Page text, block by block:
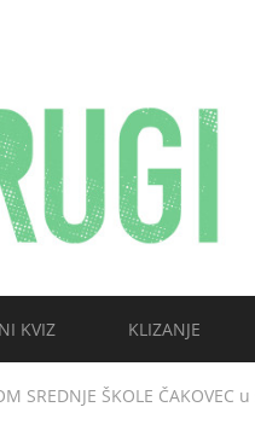
KVIZ KLIZANJE
SREDNJE ŠKOLE